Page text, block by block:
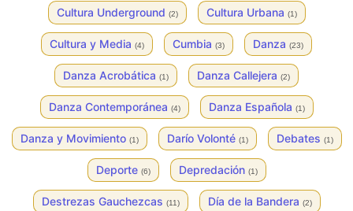
Cultura Underground (2) Cultura Urbana (1)
Cultura y Media (4) Cumbia (3) Danza (23)
Danza Acrobática (1) Danza Callejera (2)
Danza Contemporánea (4) Danza Española (1)
Danza y Movimiento (1) Darío Volonté (1) Debates (1)
Deporte (6) Depredación (1)
Destrezas Gauchezcas (11) Día de la Bandera (2)